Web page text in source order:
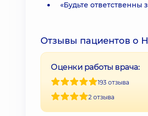
«Будьте ответственны
Отзывы пациентов о
Оценки работы врача:
193 отзыва
2 отзыва